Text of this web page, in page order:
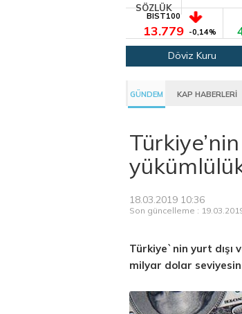
SÖZLÜK
BIST100
13.779 -0,14%
Döviz Kuru
GÜNDEM KAP HABERLERİ
18.03.2019 10:36
Son güncelleme :
Türkiye`nin yurt dışı
milyar dolar